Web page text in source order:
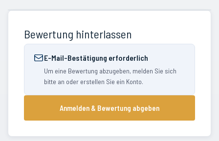
Bewertung hinterlassen
E-Mail-Bestätigung erforderlich
Um eine Bewertung abzugeben, melden Sie sich
bitte an oder erstellen Sie ein Konto.
Anmelden & Bewertung abgeben